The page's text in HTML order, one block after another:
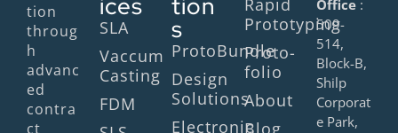
tion
throug
h
advanc
ed
contra
ct
ices
SLA
Vaccum
Casting
FDM
tion
s
ProtoBundle
Design
Solutions
Electronic
Rapid
Prototyping
Proto-
folio
About
Blog
Office :
509-
514,
Block-B,
Shilp
Corporat
e Park,